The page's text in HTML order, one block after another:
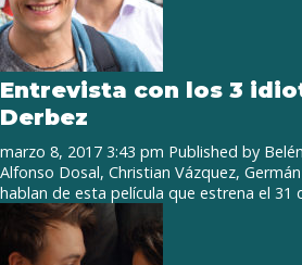
Entrevista con los 3
Derbez
marzo 8, 2017 3:43 pm Published by
Alfonso Dosal, Christian Vázquez,
hablan de esta película que estrena el 31